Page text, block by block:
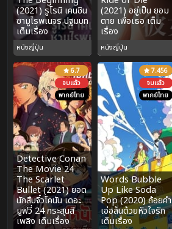
(2021) รูโรนิ เคนชิน
ซามูไรพเนจร ปฐมบท
เต็มเรื่อง
หนังญี่ปุ่น
(2021) อยู่เป็น ยอม
ตาย เพื่อเธอ เต็ม
เรื่อง
หนังญี่ปุ่น
6.7
จบแล้ว
พากย์ไทย
Detective Conan
The Movie 24
The Scarlet
Bullet (2021) ยอด
นักสืบจิ๋วโคนัน เดอะ
มูฟวี่ 24 กระสุนสี
เพลิง เต็มเรื่อง
7.456
จบแล้ว
พากย์ไทย
Words Bubble
Up Like Soda
Pop (2020) ถ้อยคำ
เอ่อล้นด้วยหัวใจรัก
เต็มเรื่อง